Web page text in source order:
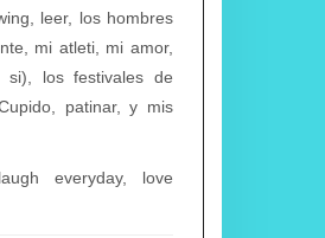
leer, los hombres
mi atleti, mi amor,
si), los festivales de
patinar, y mis
everyday, love